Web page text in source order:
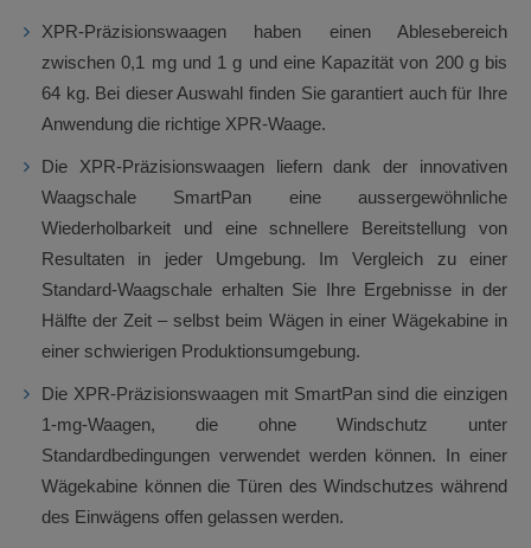
XPR-Präzisionswaagen haben einen Ablesebereich
zwischen 0,1 mg und 1 g und eine Kapazität von 200 g bis
64 kg. Bei dieser Auswahl finden Sie garantiert auch für Ihre
Anwendung die richtige XPR-Waage.
Die XPR-Präzisionswaagen liefern dank der innovativen
Waagschale SmartPan eine aussergewöhnliche
Wiederholbarkeit und eine schnellere Bereitstellung von
Resultaten in jeder Umgebung. Im Vergleich zu einer
Standard-Waagschale erhalten Sie Ihre Ergebnisse in der
Hälfte der Zeit – selbst beim Wägen in einer Wägekabine in
einer schwierigen Produktionsumgebung.
Die XPR-Präzisionswaagen mit SmartPan sind die einzigen
1-mg-Waagen, die ohne Windschutz unter
Standardbedingungen verwendet werden können. In einer
Wägekabine können die Türen des Windschutzes während
des Einwägens offen gelassen werden.